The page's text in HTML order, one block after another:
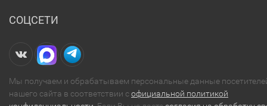
СОЦСЕТИ
Мы получаем и обрабатываем персональные данные
нашего сайта в соответствии софициальной политикой